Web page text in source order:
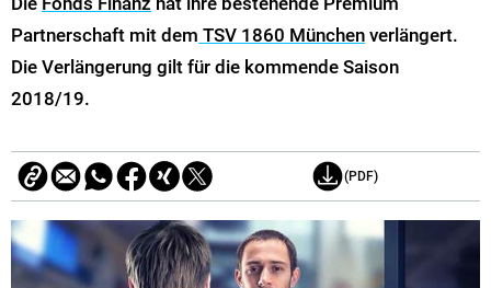
Partnerschaft mit dem TSV 1860 München verlängert.
Die Verlängerung gilt für die kommende Saison
2018/19.
(PDF)